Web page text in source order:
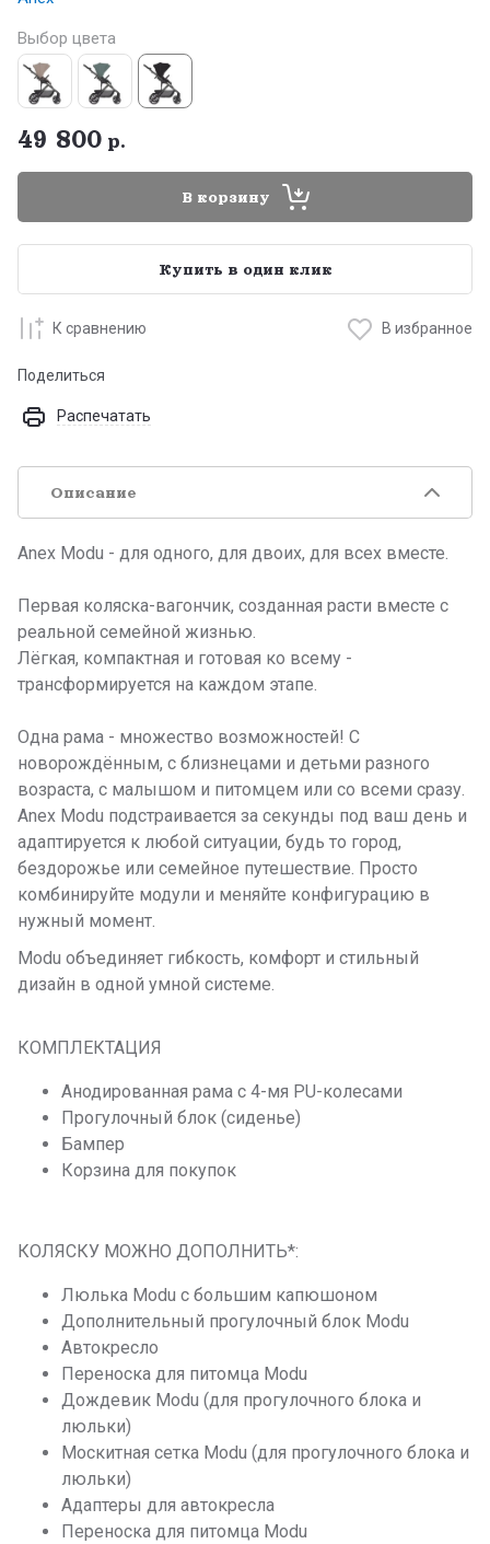
Выбор цвета
49 800 р.
В корзину
Купить в один клик
К сравнению В избранное
Поделиться
Распечатать
Описание
Anex Modu - для одного, для двоих, для всех вместе.
Первая коляска-вагончик, созданная расти вместе с
реальной семейной жизнью.
Лёгкая, компактная и готовая ко всему -
трансформируется на каждом этапе.
Одна рама - множество возможностей! С
новорождённым, с близнецами и детьми разного
возраста, с малышом и питомцем или со всеми сразу.
Anex Modu подстраивается за секунды под ваш день и
адаптируется к любой ситуации, будь то город,
бездорожье или семейное путешествие. Просто
комбинируйте модули и меняйте конфигурацию в
нужный момент.
Modu объединяет гибкость, комфорт и стильный
дизайн в одной умной системе.
КОМПЛЕКТАЦИЯ
Анодированная рама с 4-мя PU-колесами
Прогулочный блок (сиденье)
Бампер
Корзина для покупок
КОЛЯСКУ МОЖНО ДОПОЛНИТЬ*:
Люлька Modu с большим капюшоном
Дополнительный прогулочный блок Modu
Автокресло
Переноска для питомца Modu
Дождевик Modu (для прогулочного блока и
люльки)
Москитная сетка Modu (для прогулочного блока и
люльки)
Адаптеры для автокресла
Переноска для питомца Modu